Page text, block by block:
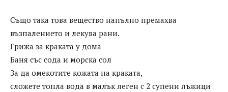
Също така това вещество напълно премахва
възпалението и лекува рани.
Грижа за краката у дома
Баня със сода и морска сол
За да омекотите кожата на краката,
сложете топла вода в малък леген с 2 супени лъжици